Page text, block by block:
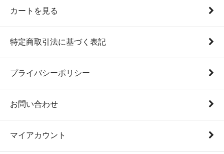
カートを見る
特定商取引法に基づく表記
プライバシーポリシー
お問い合わせ
マイアカウント